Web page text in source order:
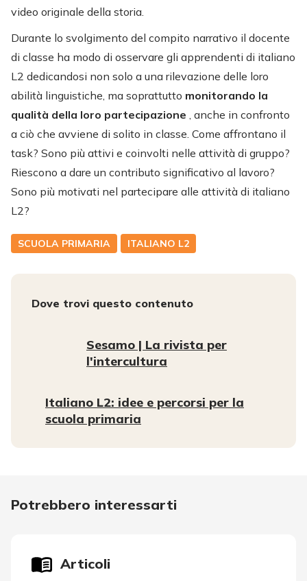
video originale della storia.
Durante lo svolgimento del compito narrativo il docente
di classe ha modo di osservare gli apprendenti di italiano
L2 dedicandosi non solo a una rilevazione delle loro
abilità linguistiche, ma soprattutto monitorando la
qualità della loro partecipazione , anche in confronto
a ciò che avviene di solito in classe. Come affrontano il
task? Sono più attivi e coinvolti nelle attività di gruppo?
Riescono a dare un contributo significativo al lavoro?
Sono più motivati nel partecipare alle attività di italiano
L2?
SCUOLA PRIMARIA ITALIANO L2
Dove trovi questo contenuto
Sesamo | La rivista per
l'intercultura
Italiano L2: idee e percorsi per la
scuola primaria
Potrebbero interessarti
Articoli